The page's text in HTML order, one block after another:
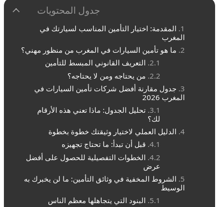
جدول المحتويات
المقدمة: اختيار التأمين المناسب لسيارتك في
المغرب
ما هو تأمين السيارات في المغرب من منظور مهني؟
التعريف القانوني المبسط للتأمين
من يحتاجه ومن لا يحتاجه؟
جدول مقارنة أفضل شركات تأمين السيارات في
المغرب 2026
تحليل الجدول: ماذا تعني هذه الأرقام
لك؟
الدليل العملي لاختيار وثيقتك خطوة بخطوة
قبل أن تبدأ: ما تحتاج تجهيزه
الخطوات التفصيلية للحصول على أفضل
عرض
الشروط المخفية في وثائق التأمين: ما لن يخبرك به
الوسيط
البنود التي يتجاهلها معظم الناس